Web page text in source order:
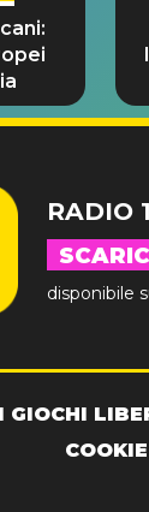
RADIO
disponibile
GIOCHI